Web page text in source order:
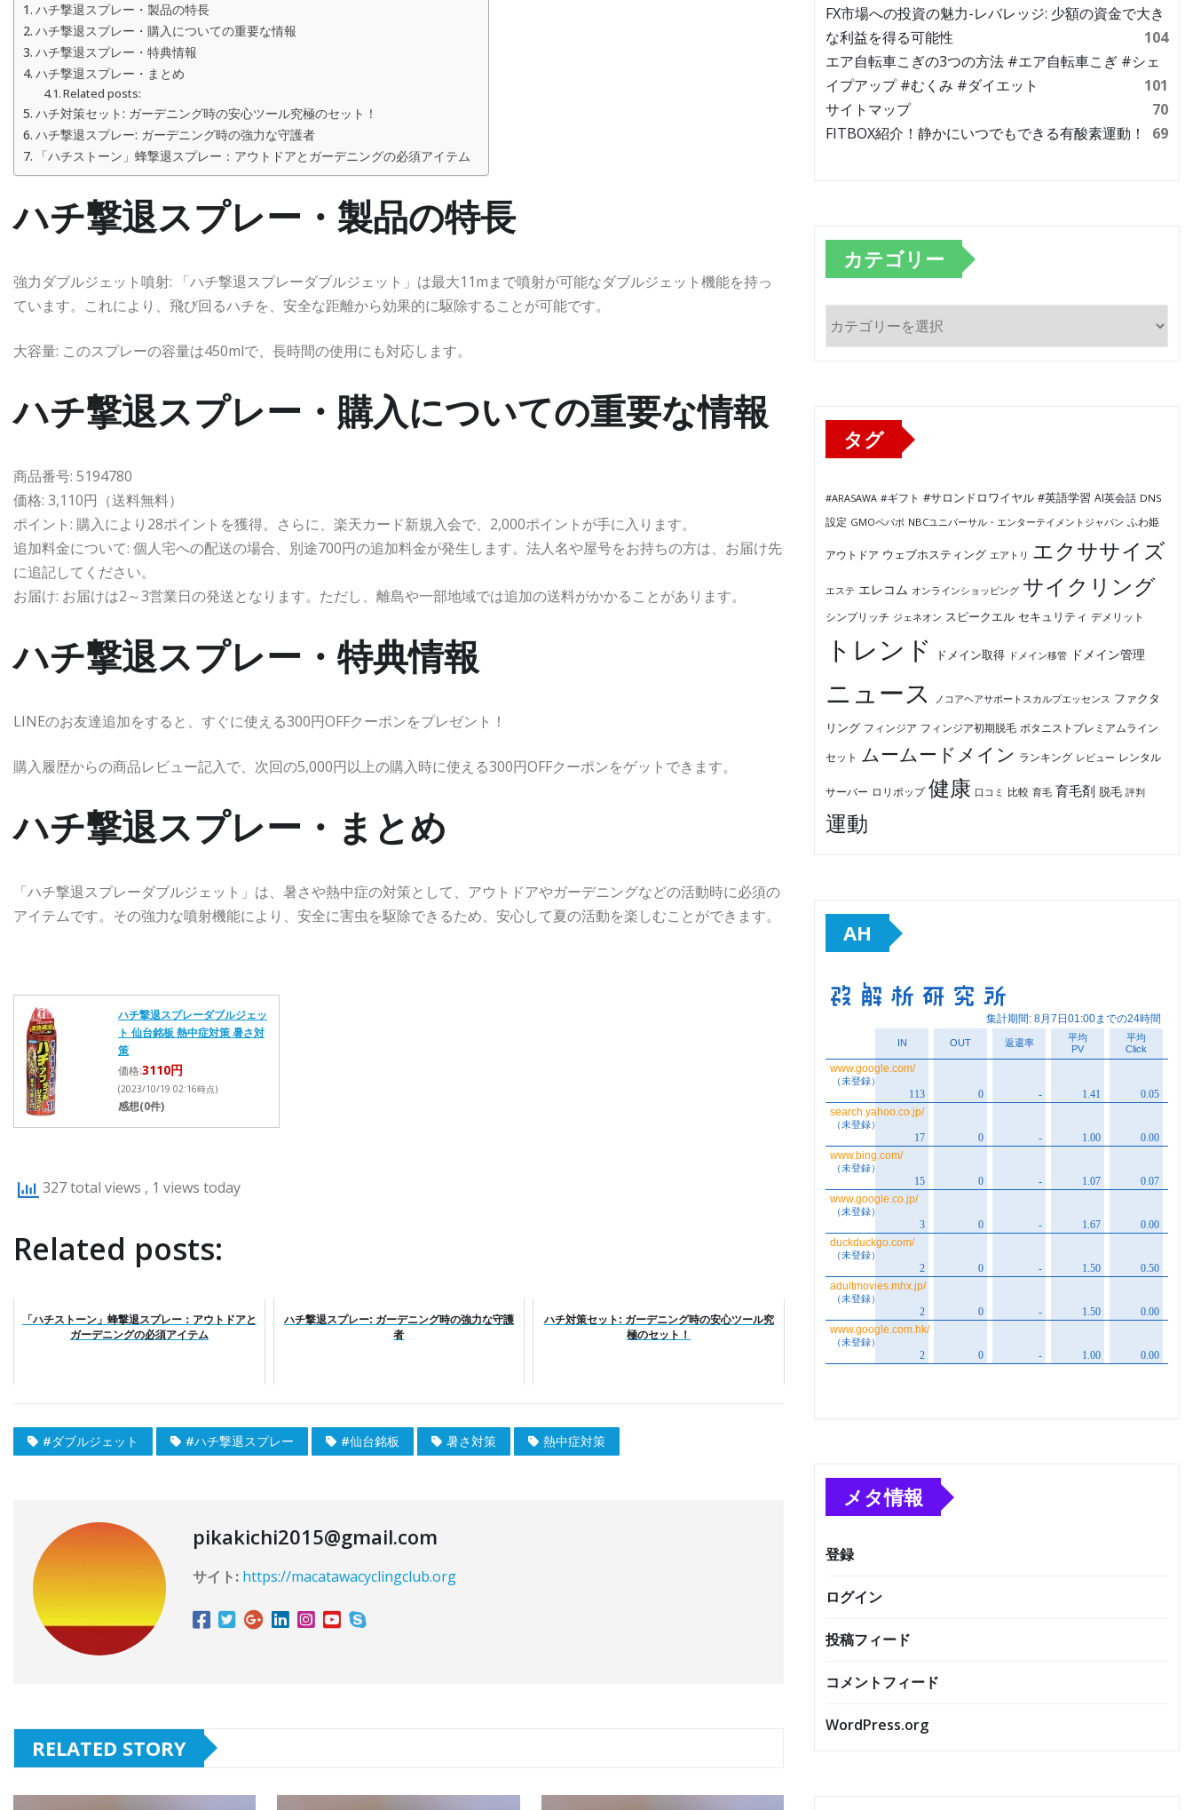
ハチ撃退スプレー・製品の特長
ハチ撃退スプレー・購入についての重要な情報
ハチ撃退スプレー・特典情報
ハチ撃退スプレー・まとめ
Related posts:
ハチ対策セット: ガーデニング時の安心ツール究極のセット！
ハチ撃退スプレー: ガーデニング時の強力な守護者
「ハチストーン」蜂撃退スプレー：アウトドアとガーデニングの必須アイテム
ハチ撃退スプレー・製品の特長
強力ダブルジェット噴射: 「ハチ撃退スプレーダブルジェット」は最大11mまで噴射が可能なダブルジェット機能を持っ
ています。これにより、飛び回るハチを、安全な距離から効果的に駆除することが可能です。
大容量: このスプレーの容量は450mlで、長時間の使用にも対応します。
ハチ撃退スプレー・購入についての重要な情報
商品番号: 5194780
価格: 3,110円（送料無料）
ポイント: 購入により28ポイントを獲得。さらに、楽天カード新規入会で、2,000ポイントが手に入ります。
追加料金について: 個人宅への配送の場合、別途700円の追加料金が発生します。法人名や屋号をお持ちの方は、お届け先
に追記してください。
お届け: お届けは2～3営業日の発送となります。ただし、離島や一部地域では追加の送料がかかることがあります。
ハチ撃退スプレー・特典情報
LINEのお友達追加をすると、すぐに使える300円OFFクーポンをプレゼント！
購入履歴からの商品レビュー記入で、次回の5,000円以上の購入時に使える300円OFFクーポンをゲットできます。
ハチ撃退スプレー・まとめ
「ハチ撃退スプレーダブルジェット」は、暑さや熱中症の対策として、アウトドアやガーデニングなどの活動時に必須の
アイテムです。その強力な噴射機能により、安全に害虫を駆除できるため、安心して夏の活動を楽しむことができます。
ハチ撃退スプレーダブルジェッ
ト 仙台銘板 熱中症対策 暑さ対
策
価格:3110円
(2023/10/19 02:16時点)
感想(0件)
327 total views , 1 views today
Related posts:
「ハチストーン」蜂撃退スプレー：アウトドアと
ガーデニングの必須アイテム
ハチ撃退スプレー: ガーデニング時の強力な守護
者
ハチ対策セット: ガーデニング時の安心ツール究
極のセット！
#ダブルジェット #ハチ撃退スプレー #仙台銘板 暑さ対策 熱中症対策
pikakichi2015@gmail.com
サイト: https://macatawacyclingclub.org
RELATED STORY
FX市場への投資の魅力-レバレッジ: 少額の資金で大き
な利益を得る可能性
104
エア自転車こぎの3つの方法 #エア自転車こぎ #シェ
イプアップ #むくみ #ダイエット
101
サイトマップ
70
FITBOX紹介！静かにいつでもできる有酸素運動！
69
カテゴリー
テ
タグ
#ARASAWA #ギフト #サロンドロワイヤル #英語学習 AI英会話 DNS
設定 GMOペパボ NBCユニバーサル・エンターテイメントジャパン ふわ姫
アウトドア ウェブホスティング エアトリ エクササイズ
エステ エレコム オンラインショッピング サイクリング
シンプリッチ ジェネオン スピークエル セキュリティ デメリット
トレンド ドメイン取得 ドメイン移管 ドメイン管理
ニュース ノコアヘアサポートスカルプエッセンス ファクタ
リング フィンジア フィンジア初期脱毛 ボタニストプレミアムライン
セット ムームードメイン ランキング レビュー レンタル
サーバー ロリポップ 健康 口コミ 比較 育毛 育毛剤 脱毛 評判
運動
AH
メタ情報
登録
ログイン
投稿フィード
コメントフィード
WordPress.org